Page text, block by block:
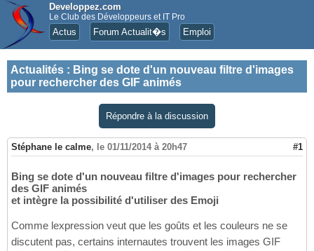
Developpez.com
Le Club des Développeurs et IT Pro
Actus Forum Actualit�s Emploi
Actualités : Bing se dote d'un nouveau filtre d'images
pour rechercher des GIF animés
Répondre à la discussion
Stéphane le calme, le 01/11/2014 à 20h47 #1
Bing se dote d'un nouveau filtre d'images pour rechercher
des GIF animés
et intègre la possibilité d'utiliser des Emoji
Comme lexpression veut que les goûts et les couleurs ne se
discutent pas, certains internautes trouvent les images GIF